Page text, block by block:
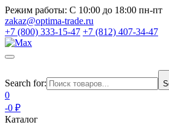
Режим работы: С 10:00 до 18:00 пн-пт
zakaz@optima-trade.ru
+7 (800) 333-15-47 +7 (812) 407-34-47
Search for:
0
-0 ₽
Каталог